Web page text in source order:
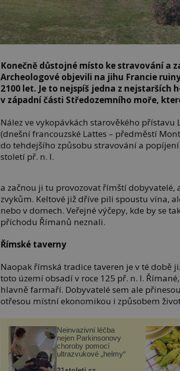
Konečně důstojné místo ke stravování a
Archeologové objevili na jihu Francie
2100 let. Je to nejspíš jedna z nejstarších
v západní části Středozemního moře,
Nález ve vykopávkách starověkého přístavu
(dnešní francouzské Lattes – předměstí
do tehdejšího způsobu stravování a
století př. n. l.
a začnou ji tu provozovat římští dobyvatelé,
zvykům. Keltové již dříve pili spoustu vína,
nebo v domech. Veřejné výčepy, kde by se
příchodu Římanů neznali.
Římské taverny
Naopak římská tradice taveren je v té době
toto území obsadí v roce 125 př. n. l.
hlavně farmaří. Dobyvatelé sem ale
otřesou místní ekonomikou i způsobem
Neinvazivní léčba
nejen Parkinsonovy
choroby pomocí
ultrazvukové „helmy“